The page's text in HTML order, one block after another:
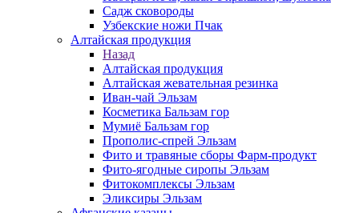
Садж сковороды
Узбекские ножи Пчак
Алтайская продукция
Назад
Алтайская продукция
Алтайская жевательная резинка
Иван-чай Эльзам
Косметика Бальзам гор
Мумиё Бальзам гор
Прополис-спрей Эльзам
Фито и травяные сборы Фарм-продукт
Фито-ягодные сиропы Эльзам
Фитокомплексы Эльзам
Эликсиры Эльзам